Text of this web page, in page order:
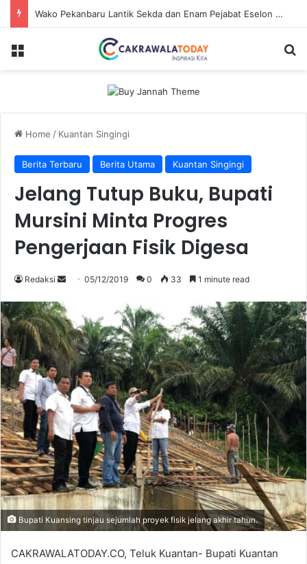
Wako Pekanbaru Lantik Sekda dan Enam Pejabat Eselon Lainnya
Menu
Home / Kuantan Singingi
Berita Terbaru Berita Utama Kuantan Singingi
Jelang Tutup Buku, Bupati
Mursini Minta Progres
Pengerjaan Fisik Digesa
Redaksi
Send
email
05/12/2019 0 33 1 minute read
Bupati Kuansing tinjau sejumlah proyek fisik jelang akhir tahun.
CAKRAWALATODAY.CO, Teluk Kuantan- Bupati Kuantan